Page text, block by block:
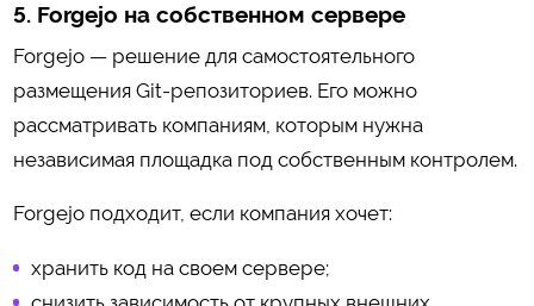
5. Forgejo на собственном сервере
Forgejo — решение для самостоятельного
размещения Git-репозиториев. Его можно
рассматривать компаниям, которым нужна
независимая площадка под собственным контролем.
Forgejo подходит, если компания хочет:
хранить код на своем сервере;